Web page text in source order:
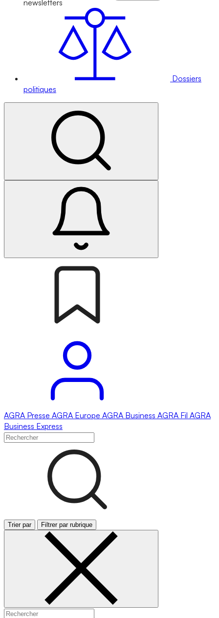
newsletters
Dossiers
politiques
AGRA Presse AGRA Europe AGRA Business AGRA Fil AGRA
Business Express
Trier par Filtrer par rubrique